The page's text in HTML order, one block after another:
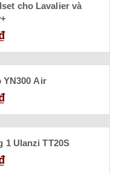
cho Lavalier và
YN300 Air
1 Ulanzi TT20S